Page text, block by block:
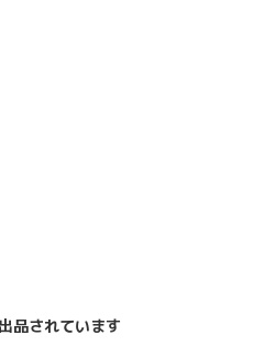
品されています